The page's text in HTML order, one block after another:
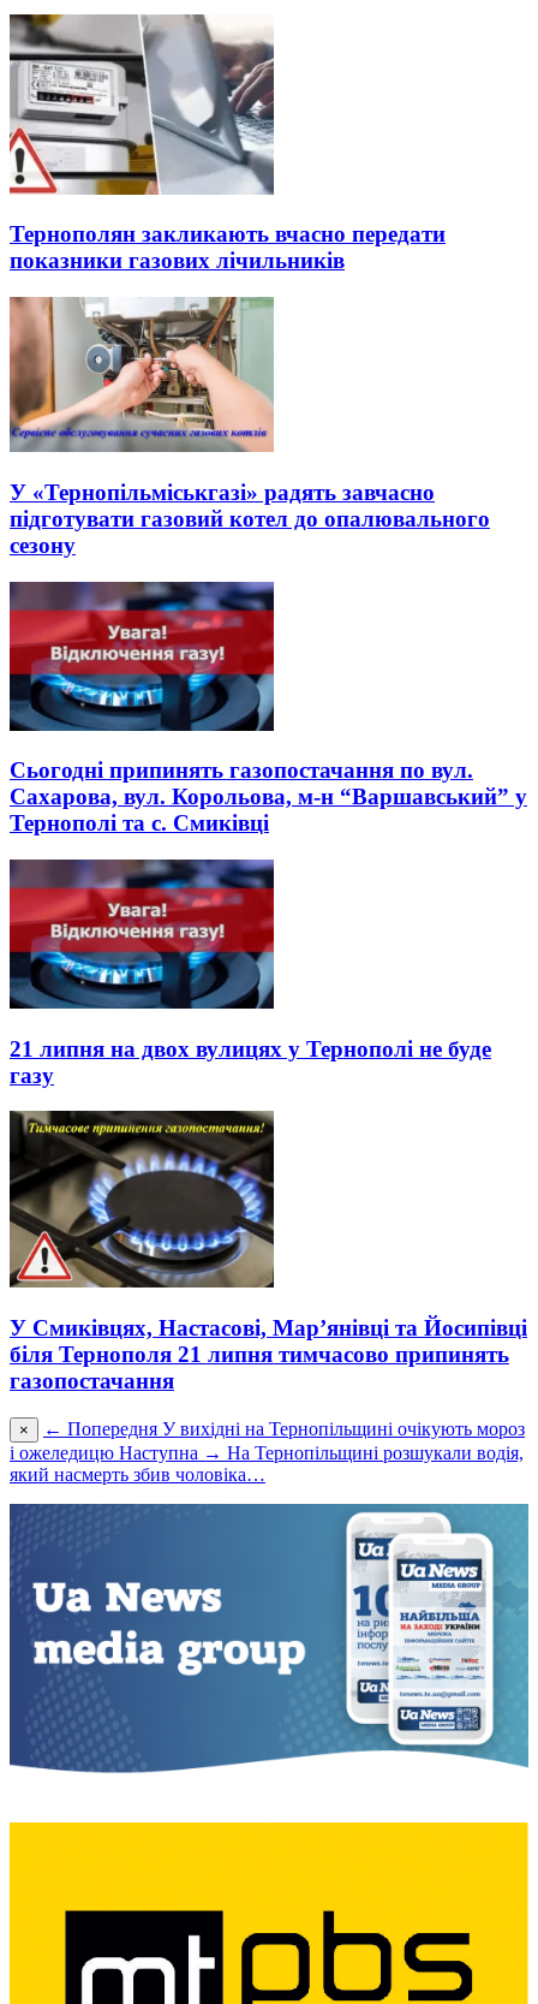
Тернополян закликають вчасно передати
показники газових лічильників
У «Тернопільміськгазі» радять завчасно
підготувати газовий котел до опалювального
сезону
Сьогодні припинять газопостачання по вул.
Сахарова, вул. Корольова, м-н “Варшавський” у
Тернополі та с. Смиківці
21 липня на двох вулицях у Тернополі не буде
газу
У Смиківцях, Настасові, Мар’янівці та Йосипівці
біля Тернополя 21 липня тимчасово припинять
газопостачання
× ← Попередня У вихідні на Тернопільщині очікують мороз
і ожеледицю Наступна → На Тернопільщині розшукали водія,
який насмерть збив чоловіка…